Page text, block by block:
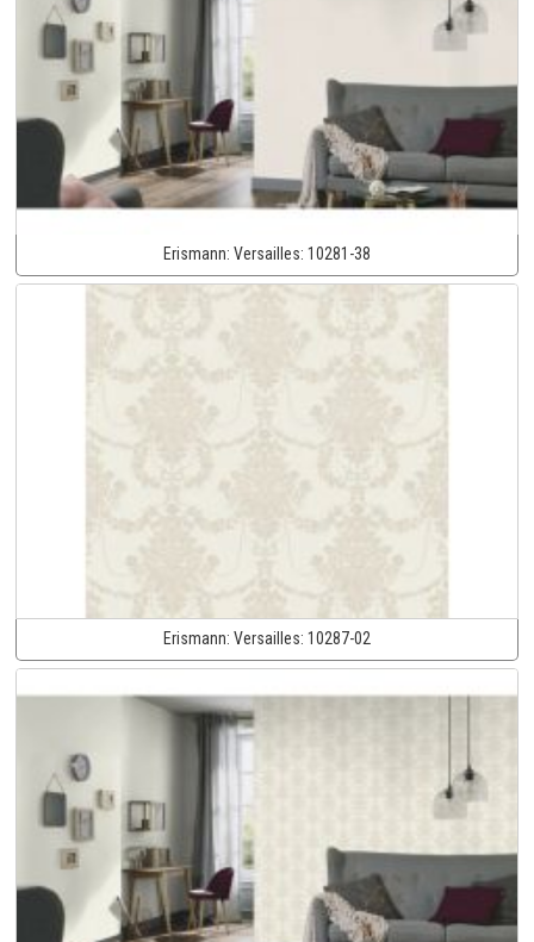
Erismann: Versailles: 10281-38
Erismann: Versailles: 10287-02